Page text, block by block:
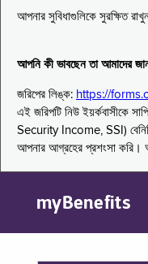
আপনার সুবিধাগুলিকে সুরক্ষিত
আপনি কী ভাবছেন তা আমাদের
জরিপের লিঙ্ক: https://
এই জরিপটি নিউ ইয়র্কবাসীকে
Security Income, SSI)
আপনার আগ্রহের প্রশংসা করি।
myBenefits